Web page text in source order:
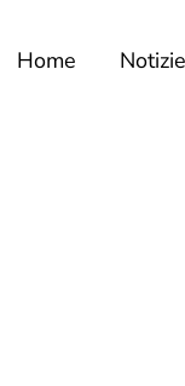
Home Notizie